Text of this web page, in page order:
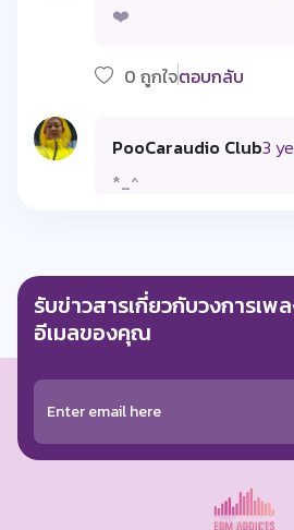
❤️
0 ถูกใจตอบกลับ
PooCaraudio Club3
*_^
PooCaraudio Club2
*_^ wow♡♡♡
0 ถูกใจ
i love dj pp 😘😘
รับข่าวสารเกี่ยวกับวงการเ
อีเมลของคุณ